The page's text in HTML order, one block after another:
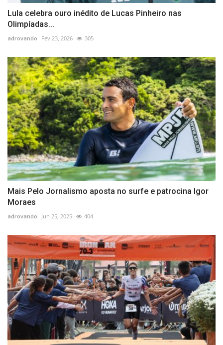
Lula celebra ouro inédito de Lucas Pinheiro nas
Olimpíadas...
adrovando Fev 23, 2026 305
Mais Pelo Jornalismo aposta no surfe e patrocina Igor
Moraes
adrovando Jun 25, 2025 404